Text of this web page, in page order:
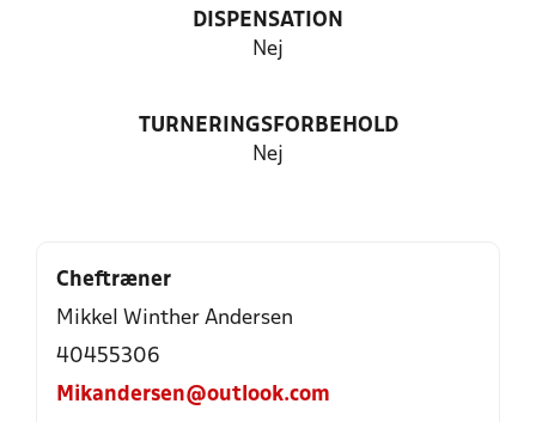
DISPENSATION
Nej
TURNERINGSFORBEHOLD
Nej
Cheftræner
Mikkel Winther Andersen
40455306
Mikandersen@outlook.com